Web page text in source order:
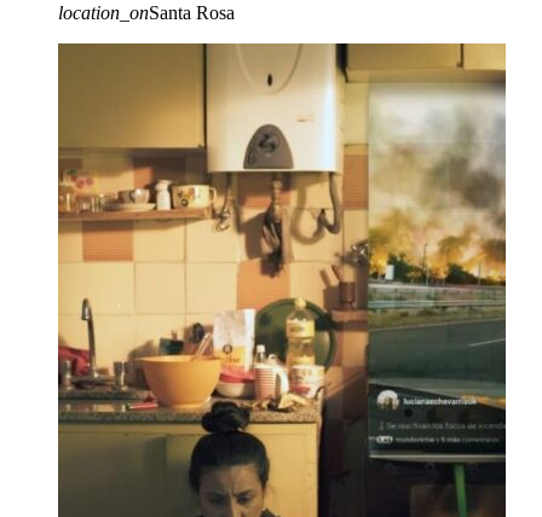
location_onSanta Rosa